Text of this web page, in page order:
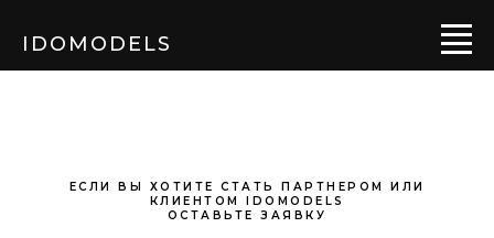
IDOMODELS
ЕСЛИ ВЫ ХОТИТЕ СТАТЬ ПАРТНЕРОМ ИЛИ
КЛИЕНТОМ IDOMODELS
ОСТАВЬТЕ ЗАЯВКУ